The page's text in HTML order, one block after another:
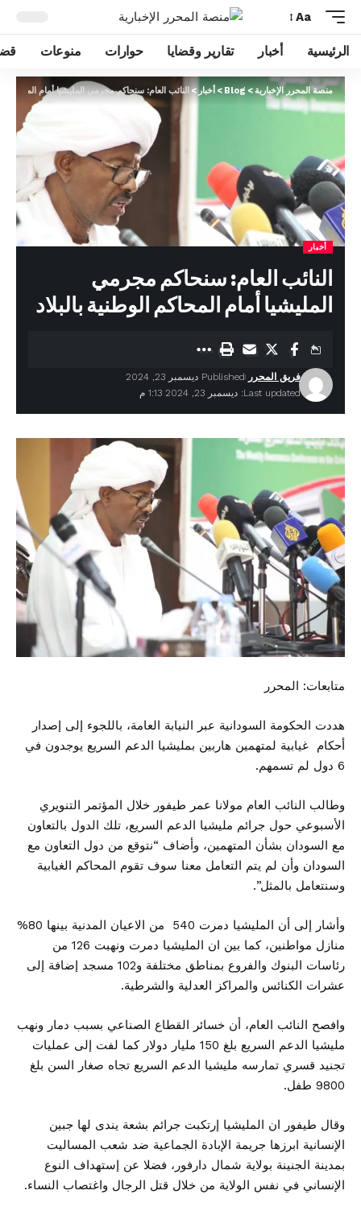
Aa
الرئيسية أخبار تقارير وقضايا حوارات منوعات
منصة المحرر الإخبارية>
Blog
> أخبار > النائب العام: سنحاكم مجرمي المليشيا أمام المحاكم
أخبار
النائب العام: سنحاكم مجرمي
المليشيا أمام المحاكم الوطنية بالبلاد
Last updated: ديسمبر 23, 2024 1:13 م
فريق المحرر Published ديسمبر 23, 2024
متابعات: المحرر
هددت الحكومة السودانية عبر النيابة العامة، باللجوء إلى إصدار
أحكام غيابية لمتهمين هاربين بمليشيا الدعم السريع يوجدون في
6 دول لم تسمهم.
وطالب النائب العام مولانا عمر طيفور خلال المؤتمر التنويري
الأسبوعي حول جرائم مليشيا الدعم السريع، تلك الدول بالتعاون
مع السودان بشأن المتهمين، وأضاف “نتوقع من دول التعاون مع
السودان وأن لم يتم التعامل معنا سوف تقوم المحاكم الغيابية
وسنتعامل بالمثل”.
وأشار إلى أن المليشيا دمرت 540 من الاعيان المدنية بينها 80%
منازل مواطنين، كما بين ان المليشيا دمرت ونهبت 126 من
رئاسات البنوك والفروع بمناطق مختلفة و102 مسجد إضافة إلى
عشرات الكنائس والمراكز العدلية والشرطية.
وافصح النائب العام، أن خسائر القطاع الصناعي بسبب دمار ونهب
مليشيا الدعم السريع بلغ 150 مليار دولار كما لفت إلى عمليات
تجنيد قسري تمارسه مليشيا الدعم السريع تجاه صغار السن بلغ
9800 طفل.
وقال طيفور ان المليشيا إرتكبت جرائم بشعة يندى لها جبين
الإنسانية ابرزها جريمة الإبادة الجماعية ضد شعب المساليت
بمدينة الجنينة بولاية شمال دارفور، فضلا عن إستهداف النوع
الإنساني في نفس الولاية من خلال قتل الرجال واغتصاب النساء.